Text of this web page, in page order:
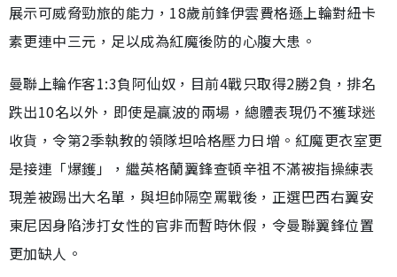
展示可威脅勁旅的能力，18歲前鋒伊雲費格遜上輪對紐卡
素更連中三元，足以成為紅魔後防的心腹大患。
曼聯上輪作客1:3負阿仙奴，目前4戰只取得2勝2負，排名
跌出10名以外，即使是贏波的兩場，總體表現仍不獲球迷
收貨，令第2季執教的領隊坦哈格壓力日增。紅魔更衣室更
是接連「爆鑊」，繼英格蘭翼鋒查頓辛祖不滿被指操練表
現差被踢出大名單，與坦帥隔空罵戰後，正選巴西右翼安
東尼因身陷涉打女性的官非而暫時休假，令曼聯翼鋒位置
更加缺人。